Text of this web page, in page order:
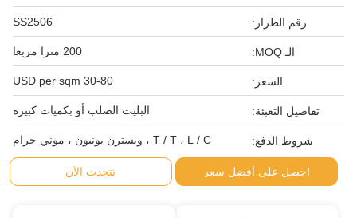
رقم الطراز: SS2506
الـ MOQ: 200 مترا مربعا
السعر: 30-80 USD per sqm
تفاصيل التعبئة: البليت الصلب أو بكميات كبيرة
شروط الدفع: T / T ، L / C ، ويسترن يونيون ، موني جرام
احصل على أفضل سعر نتحدث الآن